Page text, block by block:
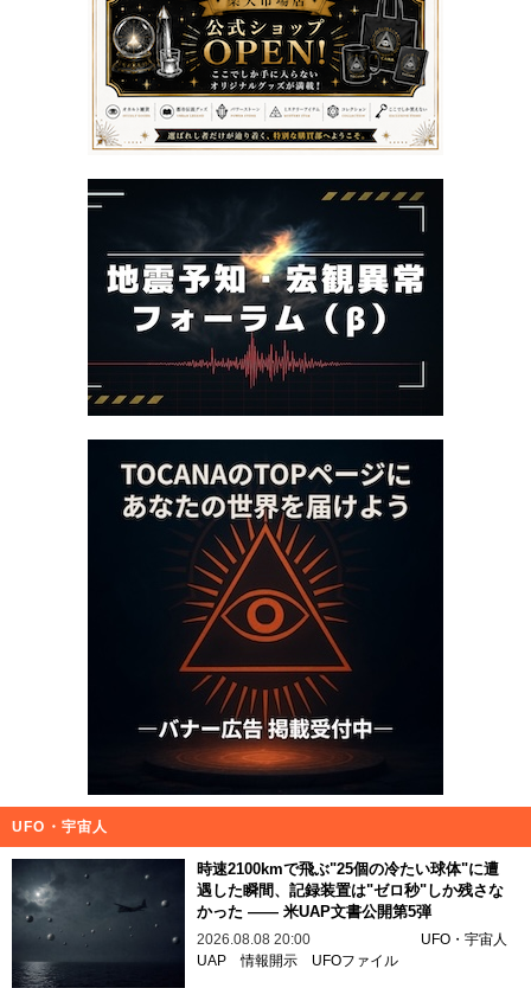
UFO・宇宙人
時速2100kmで飛ぶ"25個の冷たい球体"に遭
遇した瞬間、記録装置は"ゼロ秒"しか残さな
かった —— 米UAP文書公開第5弾
2026.08.08 20:00
UFO・宇宙人
UAP情報開示 UFOファイル